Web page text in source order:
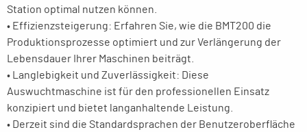
Station optimal nutzen können.
• Effizienzsteigerung: Erfahren Sie, wie die BMT200 die
Produktionsprozesse optimiert und zur Verlängerung der
Lebensdauer Ihrer Maschinen beiträgt.
• Langlebigkeit und Zuverlässigkeit: Diese
Auswuchtmaschine ist für den professionellen Einsatz
konzipiert und bietet langanhaltende Leistung.
• Derzeit sind die Standardsprachen der Benutzeroberfläche